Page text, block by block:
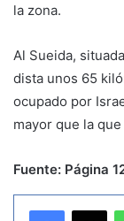
la zona.
Al Sueida,
dista unos 65
ocupado por
mayor que la
Fuente: Página